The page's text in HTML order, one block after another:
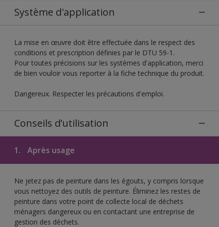
Système d'application
La mise en œuvre doit être effectuée dans le respect des
conditions et prescription définies par le DTU 59-1.
Pour toutes précisions sur les systèmes d'application, merci
de bien vouloir vous reporter à la fiche technique du produit.
Dangereux. Respecter les précautions d'emploi.
Conseils d’utilisation
1. Après usage
Ne jetez pas de peinture dans les égouts, y compris lorsque
vous nettoyez des outils de peinture. Éliminez les restes de
peinture dans votre point de collecte local de déchets
ménagers dangereux ou en contactant une entreprise de
gestion des déchets.